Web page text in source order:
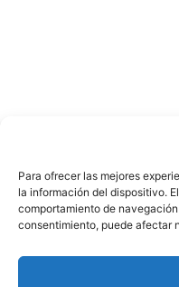
Para ofrecer las mejores
la información del dispositivo.
comportamiento de
consentimiento, puede afectar